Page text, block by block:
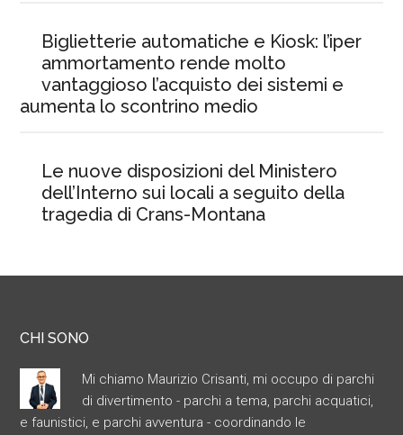
Biglietterie automatiche e Kiosk: l’iper
ammortamento rende molto
vantaggioso l’acquisto dei sistemi e
aumenta lo scontrino medio
Le nuove disposizioni del Ministero
dell’Interno sui locali a seguito della
tragedia di Crans-Montana
CHI SONO
Mi chiamo Maurizio Crisanti, mi occupo di parchi
di divertimento - parchi a tema, parchi acquatici,
e faunistici, e parchi avventura - coordinando le